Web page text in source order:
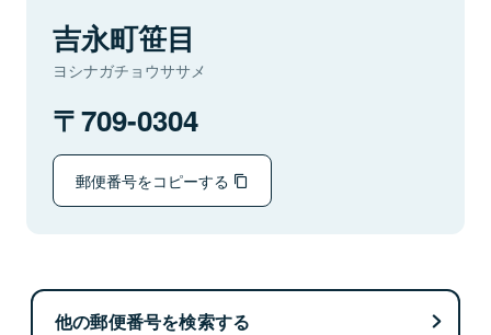
吉永町笹目
ヨシナガチョウササメ
709-0304
郵便番号をコピーする
他の郵便番号を検索する